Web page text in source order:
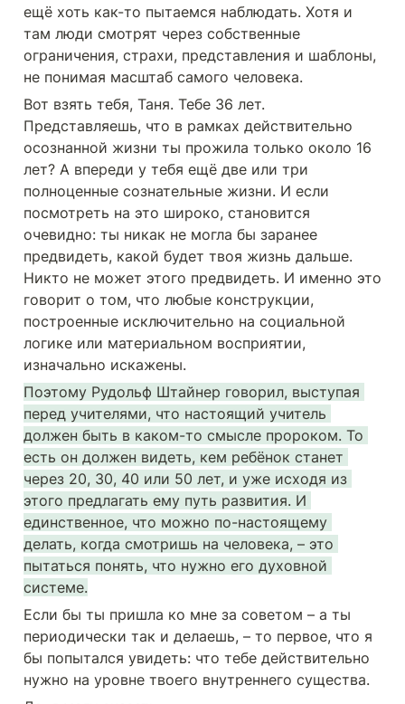
ещё хоть как-то пытаемся наблюдать. Хотя и
там люди смотрят через собственные
ограничения, страхи, представления и шаблоны,
не понимая масштаб самого человека.
Вот взять тебя, Таня. Тебе 36 лет.
Представляешь, что в рамках действительно
осознанной жизни ты прожила только около 16
лет? А впереди у тебя ещё две или три
полноценные сознательные жизни. И если
посмотреть на это широко, становится
очевидно: ты никак не могла бы заранее
предвидеть, какой будет твоя жизнь дальше.
Никто не может этого предвидеть. И именно это
говорит о том, что любые конструкции,
построенные исключительно на социальной
логике или материальном восприятии,
изначально искажены.
Поэтому Рудольф Штайнер говорил, выступая
перед учителями, что настоящий учитель
должен быть в каком-то смысле пророком. То
есть он должен видеть, кем ребёнок станет
через 20, 30, 40 или 50 лет, и уже исходя из
этого предлагать ему путь развития. И
единственное, что можно по-настоящему
делать, когда смотришь на человека, – это
пытаться понять, что нужно его духовной
системе.
Если бы ты пришла ко мне за советом – а ты
периодически так и делаешь, – то первое, что я
бы попытался увидеть: что тебе действительно
нужно на уровне твоего внутреннего существа.